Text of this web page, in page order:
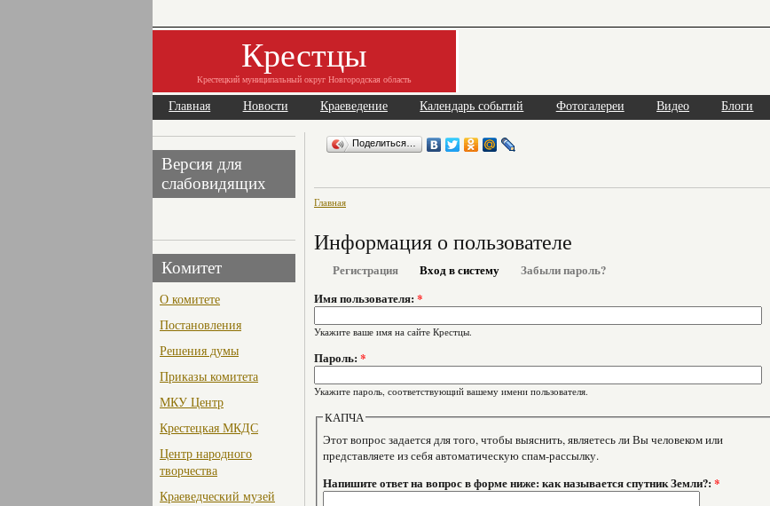
Крестцы
Крестецкий муниципальный округ Новгородская область
Главная Новости Краеведение Календарь событий Фотогалереи Видео Блоги
Версия для
слабовидящих
Комитет
О комитете
Постановления
Решения думы
Приказы комитета
МКУ Центр
Крестецкая МКДС
Центр народного
творчества
Краеведческий музей
Поделиться…
Главная
Информация о пользователе
Регистрация Вход в систему
Забыли пароль?
Имя пользователя: *
Укажите ваше имя на сайте Крестцы.
Пароль: *
Укажите пароль, соответствующий вашему имени пользователя.
КАПЧА
Этот вопрос задается для того, чтобы выяснить, являетесь ли Вы человеком или
представляете из себя автоматическую спам-рассылку.
Напишите ответ на вопрос в форме ниже: как называется спутник Земли?:*